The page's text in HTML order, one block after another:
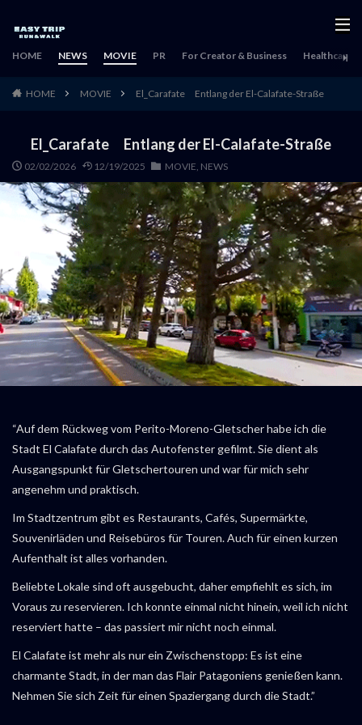
HOME NEWS MOVIE PR For Creator & Business Healthcare
HOME MOVIE El_Carafate Entlang der El-Calafate-Straße
El_Carafate Entlang der El-Calafate-Straße
02/02/2026 12/19/2025 MOVIE, NEWS
“Auf dem Rückweg vom Perito-Moreno-Gletscher habe ich die
Stadt El Calafate durch das Autofenster gefilmt. Sie dient als
Ausgangspunkt für Gletschertouren und war für mich sehr
angenehm und praktisch.
Im Stadtzentrum gibt es Restaurants, Cafés, Supermärkte,
Souvenirläden und Reisebüros für Touren. Auch für einen kurzen
Aufenthalt ist alles vorhanden.
Beliebte Lokale sind oft ausgebucht, daher empfiehlt es sich, im
Voraus zu reservieren. Ich konnte einmal nicht hinein, weil ich nicht
reserviert hatte – das passiert mir nicht noch einmal.
El Calafate ist mehr als nur ein Zwischenstopp: Es ist eine
charmante Stadt, in der man das Flair Patagoniens genießen kann.
Nehmen Sie sich Zeit für einen Spaziergang durch die Stadt.”